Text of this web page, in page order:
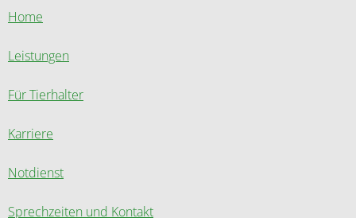
Home
Leistungen
Für Tierhalter
Karriere
Notdienst
Sprechzeiten und Kontakt